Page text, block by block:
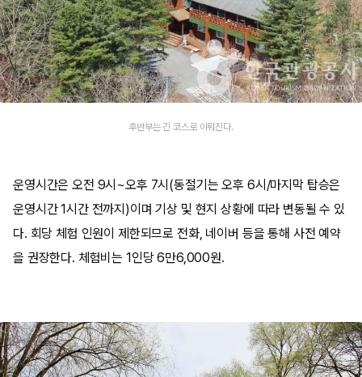
후반부는 긴 코스로 이뤄진다.
운영시간은 오전 9시~오후 7시(동절기는 오후 6시/마지막 탑승은
운영시간 1시간 전까지)이며 기상 및 현지 상황에 따라 변동될 수 있
다. 회당 체험 인원이 제한되므로 전화, 네이버 등을 통해 사전 예약
을 권장한다. 체험비는 1인당 6만6,000원.